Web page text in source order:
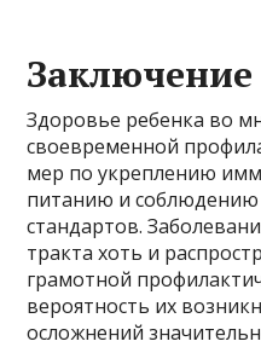
Заключение
Здоровье ребенка во
своевременной
мер по укреплению
питанию и соблюдению
стандартов.
тракта хоть и
грамотной
вероятность их
осложнений